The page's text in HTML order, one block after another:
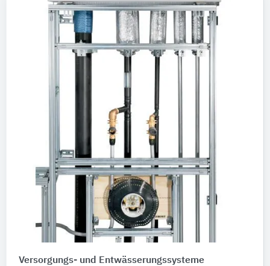
Versorgungs- und Entwässerungssysteme